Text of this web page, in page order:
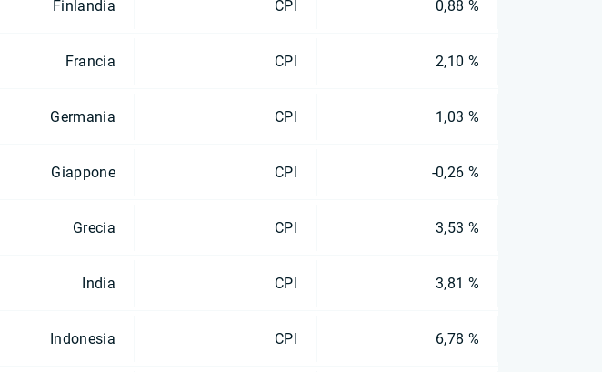
Finlandia CPI 0,88 %
Francia CPI 2,10 %
Germania CPI 1,03 %
Giappone CPI -0,26 %
Grecia CPI 3,53 %
India CPI 3,81 %
Indonesia CPI 6,78 %